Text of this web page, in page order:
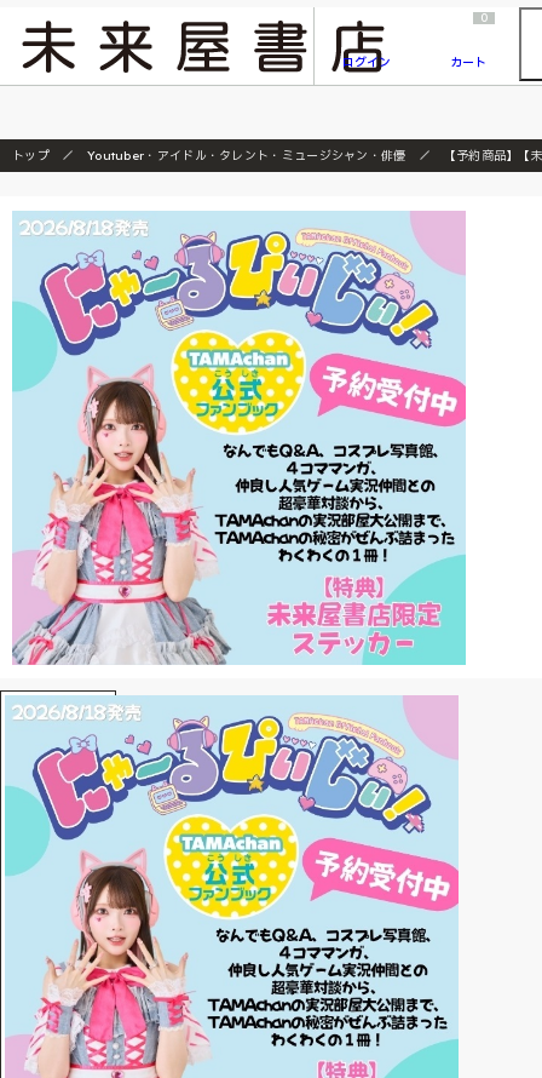
『ONE PIECE magazine 021 ONE PIECEカード付き同梱版』発売延期のご案内
ログイン
0
カート
トップ Youtuber・アイドル・タレント・ミュージシャン・俳優 【予約商品】